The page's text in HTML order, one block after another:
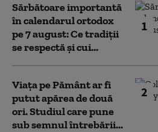
1
Sărbătoare importantă
în calendarul ortodox
pe 7 august: Ce tradiții
se respectă și cui...
2
Viața pe Pământ ar fi
putut apărea de două
ori. Studiul care pune
sub semnul întrebării...